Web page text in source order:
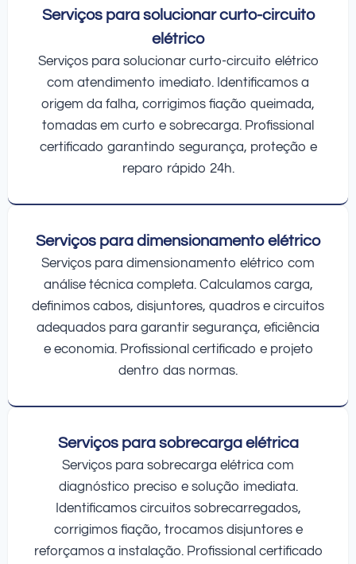
Serviços para solucionar curto-circuito
elétrico
Serviços para solucionar curto-circuito elétrico
com atendimento imediato. Identificamos a
origem da falha, corrigimos fiação queimada,
tomadas em curto e sobrecarga. Profissional
certificado garantindo segurança, proteção e
reparo rápido 24h.
Serviços para dimensionamento elétrico
Serviços para dimensionamento elétrico com
análise técnica completa. Calculamos carga,
definimos cabos, disjuntores, quadros e circuitos
adequados para garantir segurança, eficiência
e economia. Profissional certificado e projeto
dentro das normas.
Serviços para sobrecarga elétrica
Serviços para sobrecarga elétrica com
diagnóstico preciso e solução imediata.
Identificamos circuitos sobrecarregados,
corrigimos fiação, trocamos disjuntores e
reforçamos a instalação. Profissional certificado